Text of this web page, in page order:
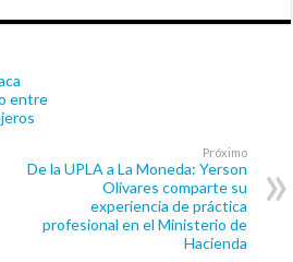
entre
Próximo
De la UPLA a La Moneda: Yerson
Olivares comparte su
experiencia de práctica
profesional en el Ministerio de
Hacienda